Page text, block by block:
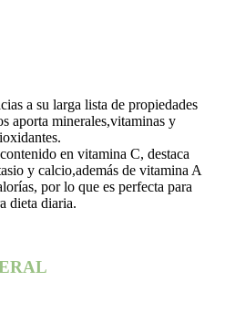
a su larga lista de propiedades
aporta minerales,vitaminas y
en vitamina C, destaca
y calcio,además de vitamina A
por lo que es perfecta para
dieta diaria.